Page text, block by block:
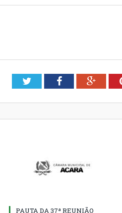
TwitterFacebook
PAUTA DA 37ª REUNIÃO